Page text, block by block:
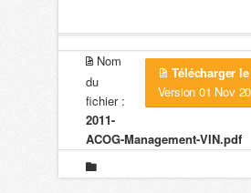
Télécharger
Version 01 Nov
Nom
du
fichier :
2011-
ACOG-Management-VIN.pdf